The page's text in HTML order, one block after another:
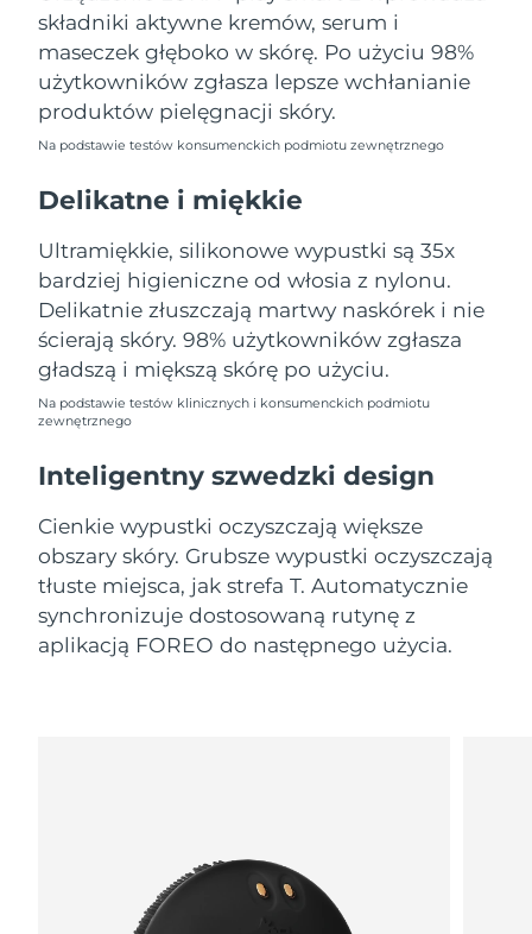
składniki aktywne kremów, serum i
maseczek głęboko w skórę. Po użyciu 98%
użytkowników zgłasza lepsze wchłanianie
produktów pielęgnacji skóry.
Na podstawie testów konsumenckich podmiotu zewnętrznego
Delikatne i miękkie
Ultramiękkie, silikonowe wypustki są 35x
bardziej higieniczne od włosia z nylonu.
Delikatnie złuszczają martwy naskórek i nie
ścierają skóry. 98% użytkowników zgłasza
gładszą i miększą skórę po użyciu.
Na podstawie testów klinicznych i konsumenckich podmiotu
zewnętrznego
Inteligentny szwedzki design
Cienkie wypustki oczyszczają większe
obszary skóry. Grubsze wypustki oczyszczają
tłuste miejsca, jak strefa T. Automatycznie
synchronizuje dostosowaną rutynę z
aplikacją FOREO do następnego użycia.
Reunion
Oczekiwany czas dostawy
8/15/26
Rumunia
Oczekiwany czas dostawy
Arabia Saudyjska
Oczekiwany czas dostawy
8/11/26
Singapur
Oczekiwany czas dostawy
8/12/26
Słowacja
Oczekiwany czas dostawy
Słowenia
Republika
Południowej Afryki
Oczekiwany czas dostawy
8/18/26
Korea Południowa
Oczekiwany czas dostawy
Oczekiwany czas dostawy